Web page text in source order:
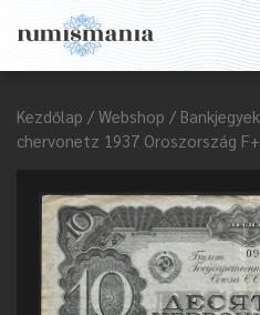
Kezdőlap / Webshop / Bankjegyek
chervonetz 1937 Oroszország F+